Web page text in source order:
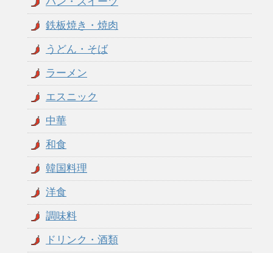
鉄板焼き・焼肉
うどん・そば
ラーメン
エスニック
中華
和食
韓国料理
洋食
調味料
ドリンク・酒類